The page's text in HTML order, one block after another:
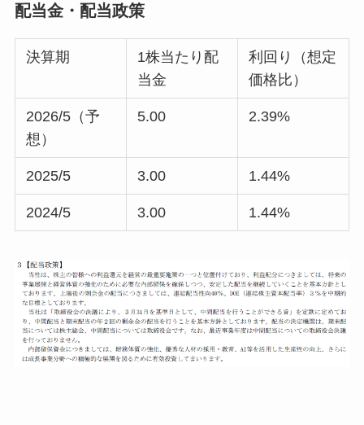
配当金・配当政策
決算期
1株当たり配
当金
利回り（想定
価格比）
2026/5（予
想）
5.00 2.39%
2025/5 3.00 1.44%
2024/5 3.00 1.44%